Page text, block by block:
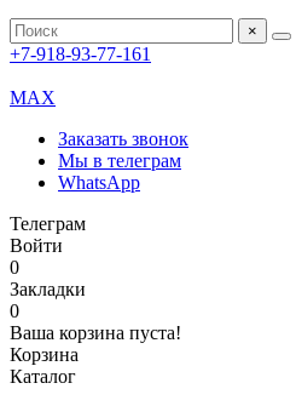
×
+7-918-93-77-161
MAX
Заказать звонок
Мы в телеграм
WhatsApp
Телеграм
Войти
0
Закладки
0
Ваша корзина пуста!
Корзина
Каталог